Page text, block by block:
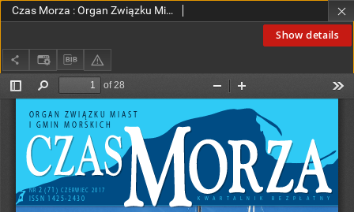
Show details
Czas Morza : Organ Związku Miast i Gmin Morskich. 2017, nr 2 (71)